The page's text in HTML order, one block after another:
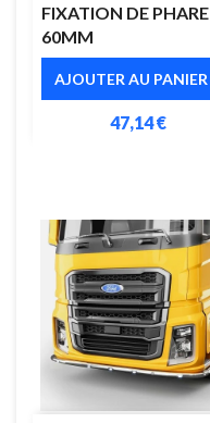
FIXATION DE PHARE
60MM
AJOUTER AU PANIER
47,14 €